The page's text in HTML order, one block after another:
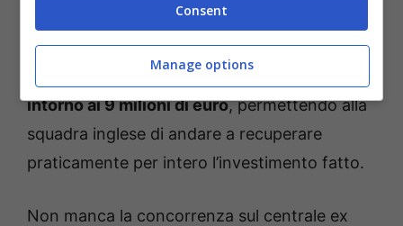
League. I rossoblu sarebbero pronti a fare un
tentativo per assicurarsi il suo cartellino in
prestito con diritto di riscatto,
intorno ai 9 milioni di euro, permettendo alla
squadra inglese di andare a recuperare
praticamente per intero l’investimento fatto.
Non manca la concorrenza sul centrale ex
Consent
Manage options